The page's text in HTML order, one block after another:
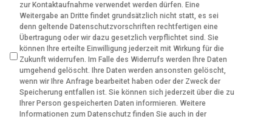
zur Kontaktaufnahme verwendet werden dürfen. Eine
Weitergabe an Dritte findet grundsätzlich nicht statt, es sei
denn geltende Datenschutzvorschriften rechtfertigen eine
Übertragung oder wir dazu gesetzlich verpflichtet sind. Sie
können Ihre erteilte Einwilligung jederzeit mit Wirkung für die
Zukunft widerrufen. Im Falle des Widerrufs werden Ihre Daten
umgehend gelöscht. Ihre Daten werden ansonsten gelöscht,
wenn wir Ihre Anfrage bearbeitet haben oder der Zweck der
Speicherung entfallen ist. Sie können sich jederzeit über die zu
Ihrer Person gespeicherten Daten informieren. Weitere
Informationen zum Datenschutz finden Sie auch in der